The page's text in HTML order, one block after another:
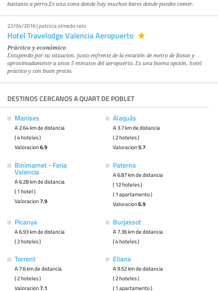
bastante a perro.Es una zona donde hay muchos bares donde puedes comer.
22/04/2016 | patricia almedo rato
Hotel Travelodge Valencia Aeropuerto
Práctico y económico
Estupendo por su situacion, justo enfrente de la estación de metro de Rosas y
aproximadamente a unos 5 minutos del aeropuerto. Es una buena opción, hotel
práctico y con buen precio.
DESTINOS CERCANOS A QUART DE POBLET
Manises
A 2.64 km de distancia
( 4 hoteles )
Valoracion6.9
Alaquás
A 3.7 km de distancia
( 2 hoteles )
Valoracion5.7
Binimamet - Feria
Valencia
A 6.28 km de distancia
( 1 hotel )
Valoracion7.9
Paterna
A 6.87 km de distancia
( 12 hoteles )
( 1 apartamento )
Valoracion6.9
Picanya
A 6.93 km de distancia
( 2 hoteles )
Burjassot
A 7.36 km de distancia
( 4 hoteles )
Torrent
A 7.6 km de distancia
( 2 hoteles )
Valoracion7.1
Eliana
A 9.52 km de distancia
( 2 hoteles )
( 1 apartamento )